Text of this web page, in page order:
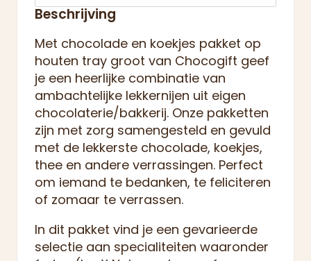
Beschrijving
Met chocolade en koekjes pakket op
houten tray groot van Chocogift geef
je een heerlijke combinatie van
ambachtelijke lekkernijen uit eigen
chocolaterie/bakkerij. Onze pakketten
zijn met zorg samengesteld en gevuld
met de lekkerste chocolade, koekjes,
thee en andere verrassingen. Perfect
om iemand te bedanken, te feliciteren
of zomaar te verrassen.
In dit pakket vind je een gevarieerde
selectie aan specialiteiten waaronder